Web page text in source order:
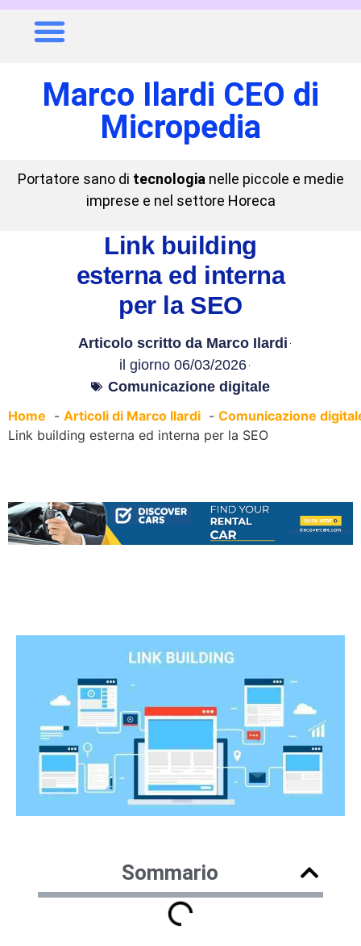
Marco Ilardi CEO di
Micropedia
Portatore sano di tecnologia nelle piccole e medie
imprese e nel settore Horeca
Link building
esterna ed interna
per la SEO
Articolo scritto da Marco Ilardi
il giorno 06/03/2026
Comunicazione digitale
Home
Articoli di Marco Ilardi
Comunicazione
Link building esterna ed interna per la SEO
Sommario